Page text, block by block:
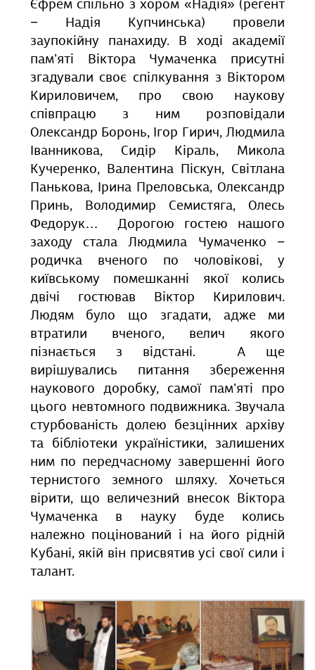
Єфрем спільно з хором «Надія» (регент
− Надія Купчинська) провели
заупокійну панахиду. В ході академії
пам’яті Віктора Чумаченка присутні
згадували своє спілкування з Віктором
Кириловичем, про свою наукову
співпрацю з ним розповідали
Олександр Боронь, Ігор Гирич, Людмила
Іванникова, Сидір Кіраль, Микола
Кучеренко, Валентина Піскун, Світлана
Панькова, Ірина Преловська, Олександр
Принь, Володимир Семистяга, Олесь
Федорук… Дорогою гостею нашого
заходу стала Людмила Чумаченко −
родичка вченого по чоловікові, у
київському помешканні якої колись
двічі гостював Віктор Кирилович.
Людям було що згадати, адже ми
втратили вченого, велич якого
пізнається з відстані. А ще
вирішувались питання збереження
наукового доробку, самої пам’яті про
цього невтомного подвижника. Звучала
стурбованість долею безцінних архіву
та бібліотеки україністики, залишених
ним по передчасному завершенні його
тернистого земного шляху. Хочеться
вірити, що величезний внесок Віктора
Чумаченка в науку буде колись
належно поцінований і на його рідній
Кубані, якій він присвятив усі свої сили і
талант.